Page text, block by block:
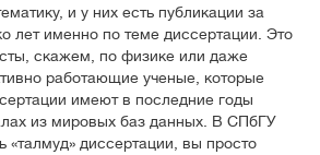
и у них есть публикации за
лет именно по теме диссертации. Это
скажем, по физике или даже
работающие ученые, которые
имеют в последние годы
из мировых баз данных. В СПбГУ
«талмуд» диссертации, вы просто